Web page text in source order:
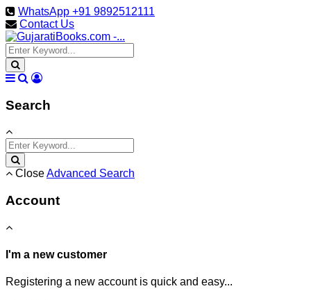
WhatsApp +91 9892512111
Contact Us
Search
CloseAdvanced Search
Account
I'm a new customer
Registering a new account is quick and easy...